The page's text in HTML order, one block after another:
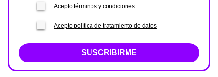
Acepto términos y condiciones
Acepto política de tratamiento de datos
SUSCRIBIRME